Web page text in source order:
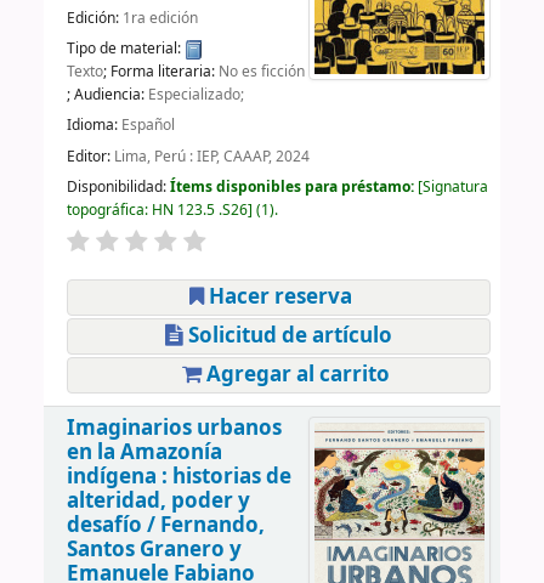
Edición: 1ra edición
Tipo de material:
Texto; Forma literaria: No es ficción
; Audiencia: Especializado;
Idioma: Español
Editor: Lima, Perú : IEP, CAAAP, 2024
Disponibilidad:Ítems disponibles para préstamo: Signatura
topográfica: HN 123.5 .S26 (1).
Hacer reserva
Solicitud de artículo
Agregar al carrito
Imaginarios urbanos
en la Amazonía
indígena : historias de
alteridad, poder y
desafío / Fernando,
Santos Granero y
Emanuele Fabiano